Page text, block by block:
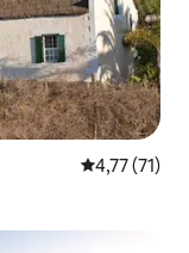
4,77 de uma
4,77 (71)